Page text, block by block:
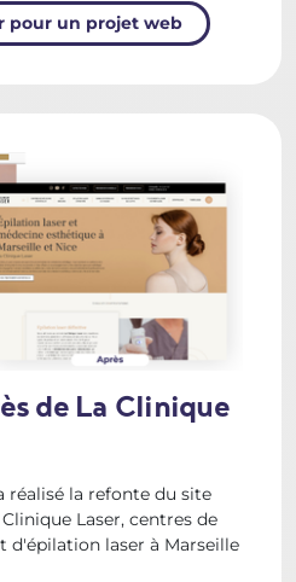
pour un projet web
de La Clinique
réalisé la refonte du site
Laser, centres de
d'épilation laser à Marseille